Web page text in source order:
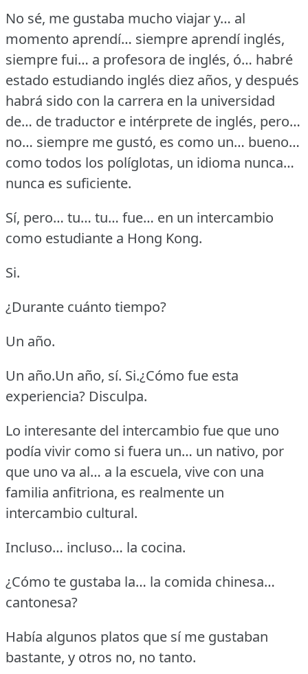
No sé, me gustaba mucho viajar y… al
momento aprendí… siempre aprendí inglés,
siempre fui… a profesora de inglés, ó… habré
estado estudiando inglés diez años, y después
habrá sido con la carrera en la universidad
de… de traductor e intérprete de inglés, pero…
no… siempre me gustó, es como un… bueno…
como todos los políglotas, un idioma nunca…
nunca es suficiente.
Sí, pero… tu… tu… fue… en un intercambio
como estudiante a Hong Kong.
Si.
¿Durante cuánto tiempo?
Un año.
Un año.Un año, sí. Si.¿Cómo fue esta
experiencia? Disculpa.
Lo interesante del intercambio fue que uno
podía vivir como si fuera un… un nativo, por
que uno va al… a la escuela, vive con una
familia anfitriona, es realmente un
intercambio cultural.
Incluso… incluso… la cocina.
¿Cómo te gustaba la… la comida chinesa…
cantonesa?
Había algunos platos que sí me gustaban
bastante, y otros no, no tanto.